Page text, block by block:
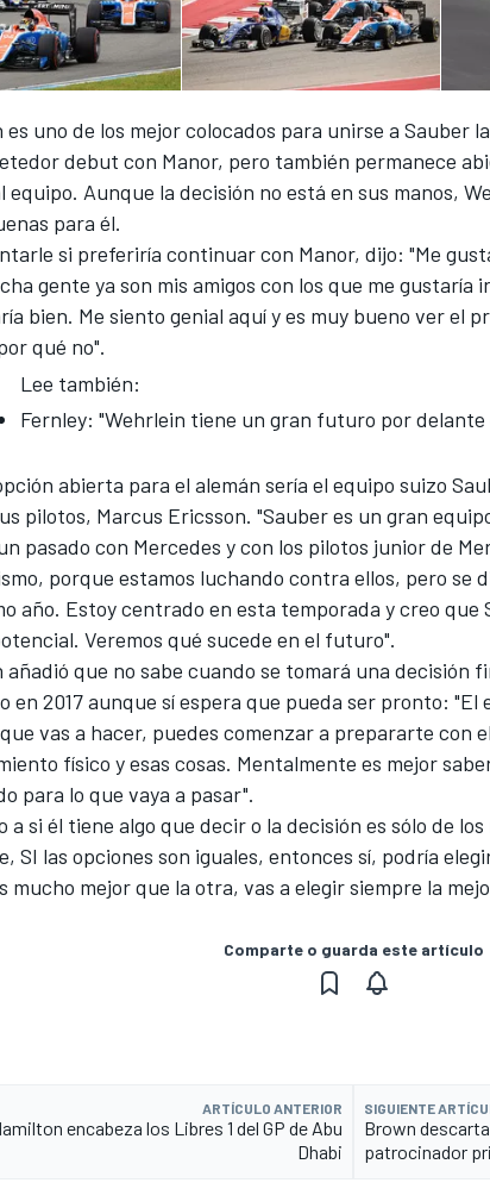
es uno de los mejor colocados para unirse a Sauber
debut con Manor, pero también permanece
equipo. Aunque la decisión no está en sus manos,
para él.
si preferiría continuar con Manor, dijo: "Me
gente ya son mis amigos con los que me gustaría
bien. Me siento genial aquí y es muy bueno ver el
qué no".
Lee también:
Fernley: "Wehrlein tiene un gran futuro por delante
abierta para el alemán sería el equipo suizo
pilotos, Marcus Ericsson. "Sauber es un gran
pasado con Mercedes y con los pilotos junior de
porque estamos luchando contra ellos, pero se
año. Estoy centrado en esta temporada y creo que
Veremos qué sucede en el futuro".
añadió que no sabe cuando se tomará una decisión
en 2017 aunque sí espera que pueda ser pronto:
vas a hacer, puedes comenzar a prepararte con
físico y esas cosas. Mentalmente es mejor
para lo que vaya a pasar".
a si él tiene algo que decir o la decisión es sólo de
SI las opciones son iguales, entonces sí, podría
mucho mejor que la otra, vas a elegir siempre la
Comparte o guarda este artículo
ARTÍCULO ANTERIOR
encabeza los Libres 1 del GP de Abu
Dhabi
SIGUIENTE
Brown
patrocinador